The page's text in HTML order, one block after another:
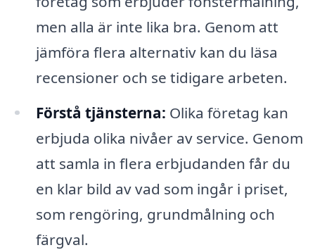
men alla är inte lika bra. Genom att
jämföra flera alternativ kan du läsa
recensioner och se tidigare arbeten.
Förstå tjänsterna: Olika företag kan
erbjuda olika nivåer av service. Genom
att samla in flera erbjudanden får du
en klar bild av vad som ingår i priset,
som rengöring, grundmålning och
färgval.